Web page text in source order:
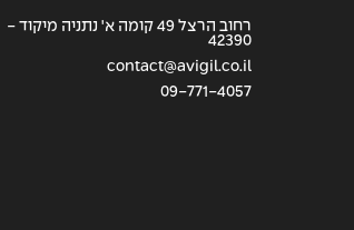
רחוב הרצל 49 קומה א' נתניה מיקוד -
42390
contact@avigil.co.il
09-771-4057